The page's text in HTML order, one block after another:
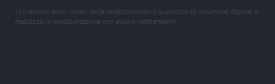
I contenuti sono curati dalla redazione con il supporto di strumenti digitali e
realizzati in collaborazione con autori indipendenti.